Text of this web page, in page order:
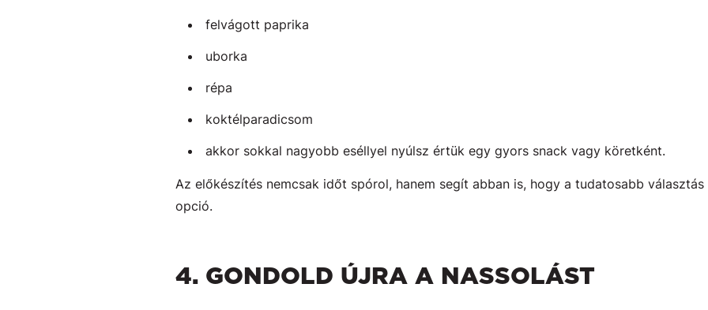
felvágott paprika
uborka
répa
koktélparadicsom
akkor sokkal nagyobb eséllyel nyúlsz értük egy gyors snack vagy köretként.
Az előkészítés nemcsak időt spórol, hanem segít abban is, hogy a tudatosabb
opció.
4. GONDOLD ÚJRA A NASSOLÁST